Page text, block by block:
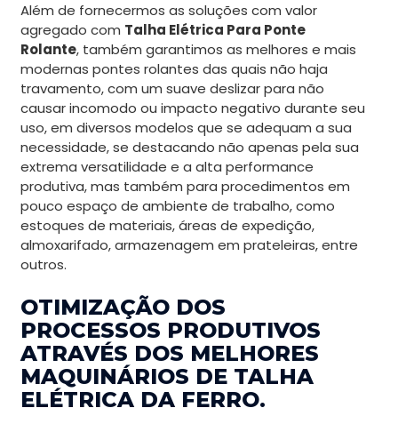
Além de fornecermos as soluções com valor
agregado com Talha Elétrica Para Ponte
Rolante, também garantimos as melhores e mais
modernas pontes rolantes das quais não haja
travamento, com um suave deslizar para não
causar incomodo ou impacto negativo durante seu
uso, em diversos modelos que se adequam a sua
necessidade, se destacando não apenas pela sua
extrema versatilidade e a alta performance
produtiva, mas também para procedimentos em
pouco espaço de ambiente de trabalho, como
estoques de materiais, áreas de expedição,
almoxarifado, armazenagem em prateleiras, entre
outros.
OTIMIZAÇÃO DOS
PROCESSOS PRODUTIVOS
ATRAVÉS DOS MELHORES
MAQUINÁRIOS DE TALHA
ELÉTRICA DA FERRO.